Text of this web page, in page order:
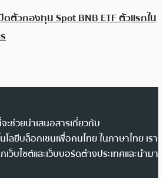
ดตัวกองทุน Spot BNB ETF ตัวแรกใน
ช่วยนำเสนอสารเกี่ยวกับ
โลยีบล็อกเชนเพื่อคนไทย ในภาษาไทย เรา
บไซต์และเว็บบอร์ดต่างประเทศและนำมา